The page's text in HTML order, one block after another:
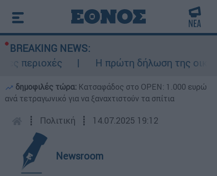
BREAKING NEWS:
περιοχές
Η πρώτη δήλωση της
δημοφιλές τώρα: Κατσαφάδος στο OPEN: 1.000 ευρώ
ανά τετραγωνικό για να ξαναχτιστούν τα σπίτια
┋ Πολιτική ┋ 14.07.2025 19:12
Newsroom